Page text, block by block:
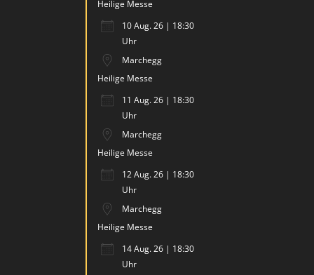
Heilige Messe
10 Aug. 26 | 18:30
Uhr
Marchegg
Heilige Messe
11 Aug. 26 | 18:30
Uhr
Marchegg
Heilige Messe
12 Aug. 26 | 18:30
Uhr
Marchegg
Heilige Messe
14 Aug. 26 | 18:30
Uhr